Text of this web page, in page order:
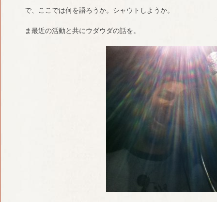
で、ここでは何を語ろうか。シャウトしようか。
ま最近の活動と共にウダウダの話を。